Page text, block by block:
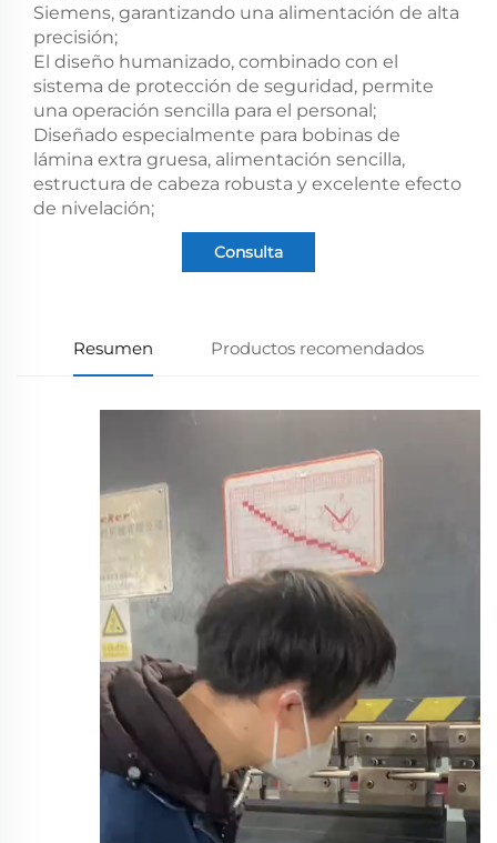
Siemens, garantizando una alimentación de alta
precisión;
El diseño humanizado, combinado con el
sistema de protección de seguridad, permite
una operación sencilla para el personal;
Diseñado especialmente para bobinas de
lámina extra gruesa, alimentación sencilla,
estructura de cabeza robusta y excelente efecto
de nivelación;
Consulta
Resumen Productos recomendados